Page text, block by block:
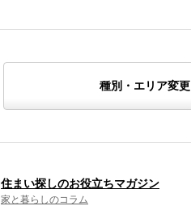
種別・エリア変更
住まい探しのお役立ちマガジン
家と暮らしのコラム